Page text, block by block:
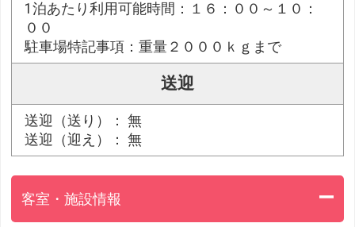
1泊あたり利用可能時間：１６：００～１０：
００
駐車場特記事項：重量２０００ｋｇまで
送迎
送迎（送り）： 無
送迎（迎え）： 無
客室・施設情報